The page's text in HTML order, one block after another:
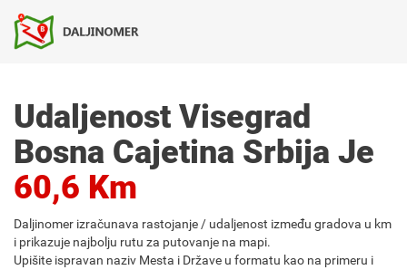
Udaljenost Visegrad
Bosna Cajetina Srbija Je
60,6 Km
Daljinomer izračunava rastojanje / udaljenost između gradova u km
i prikazuje najbolju rutu za putovanje na mapi.
Upišite ispravan naziv Mesta i Države u formatu kao na primeru i